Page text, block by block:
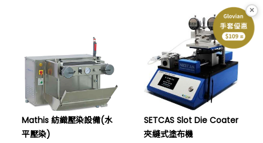
Mathis 紡織壓染設備(水
平壓染)
SETCAS Slot Die Coater
夾縫式塗布機
×